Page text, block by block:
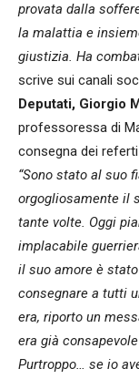
provata dalla
la malattia e
giustizia. Ha
scrive sui canali
Deputati, Giorgio
professoressa di
consegna dei referti
“Sono stato al suo
orgogliosamente il
tante volte. Oggi
implacabile
il suo amore è
consegnare a tutti
era, riporto un
era già
Purtroppo… se io